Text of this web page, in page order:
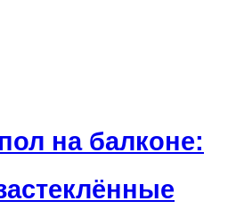
на балконе: